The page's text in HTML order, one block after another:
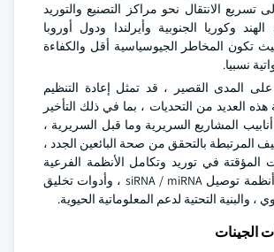
تسريع الانتقال نحو مراكز التصنيع والتوريد
الهند وكوريا الجنوبية وأيرلندا ودول أوروبا
تكون المخاطر الجيوسياسية أقل والكفاءة
نسبيا.
المدى القصير ، قد تمثل إعادة التنظيم
هذه العديد من التحديات ، بما في ذلك التأخير
المشاريع السريرية وما قبل السريرية ،
المرتبطة بالتحقق من صحة البائعين الجدد ،
المؤقتة في توريد وتكامل الأنظمة الفرعية
الهامة مثل أنظمة توصيل siRNA / miRNA ، وأدوات تخليق
، والبنية التحتية لدعم المعلوماتية الحيوية.
الجينات